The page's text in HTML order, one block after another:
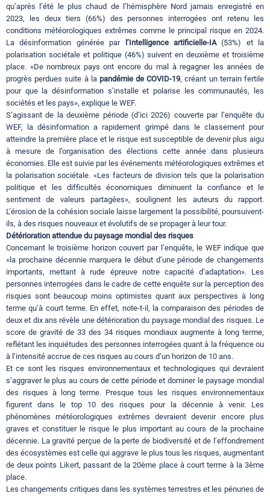
qu’après l’été le plus chaud de l’hémisphère Nord jamais enregistré en
2023, les deux tiers (66%) des personnes interrogées ont retenu les
conditions météorologiques extrêmes comme le principal risque en 2024.
La désinformation générée par
l’Intelligence artificielle-IA(53%) et la
polarisation sociétale et politique (46%) suivent en deuxième et troisième
place. «De nombreux pays ont encore du mal à regagner les années de
progrès perdues suite à la pandémie de COVID-19, créant un terrain fertile
pour que la désinformation s’installe et polarise les communautés, les
sociétés et les pays», explique le WEF.
S’agissant de la deuxième période (d’ici 2026) couverte par l’enquête du
WEF, la désinformation a rapidement grimpé dans le classement pour
atteindre la première place et le risque est susceptible de devenir plus aigu
à mesure de l’organisation des élections cette année dans plusieurs
économies. Elle est suivie par les événements météorologiques extrêmes et
la polarisation sociétale. «Les facteurs de division tels que la polarisation
politique et les difficultés économiques diminuent la confiance et le
sentiment de valeurs partagées», soulignent les auteurs du rapport.
L’érosion de la cohésion sociale laisse largement la possibilité, poursuivent-
ils, à des risques nouveaux et évolutifs de se propager à leur tour.
Détérioration attendue du paysage mondial des risques
Concernant le troisième horizon couvert par l’enquête, le WEF indique que
«la prochaine décennie marquera le début d’une période de changements
importants, mettant à rude épreuve notre capacité d’adaptation». Les
personnes interrogées dans le cadre de cette enquête sur la perception des
risques sont beaucoup moins optimistes quant aux perspectives à long
terme qu’à court terme. En effet, note-t-il, la comparaison des périodes de
deux et dix ans révèle une détérioration du paysage mondial des risques. Le
score de gravité de 33 des 34 risques mondiaux augmente à long terme,
reflétant les inquiétudes des personnes interrogées quant à la fréquence ou
à l’intensité accrue de ces risques au cours d’un horizon de 10 ans.
Et ce sont les risques environnementaux et technologiques qui devraient
s’aggraver le plus au cours de cette période et dominer le paysage mondial
des risques à long terme. Presque tous les risques environnementaux
figurent dans le top 10 des risques pour la décennie à venir. Les
phénomènes météorologiques extrêmes devraient devenir encore plus
graves et constituer le risque le plus important au cours de la prochaine
décennie. La gravité perçue de la perte de biodiversité et de l’effondrement
des écosystèmes est celle qui aggrave le plus tous les risques, augmentant
de deux points Likert, passant de la 20ème place à court terme à la 3ème
place.
Les changements critiques dans les systèmes terrestres et les pénuries de